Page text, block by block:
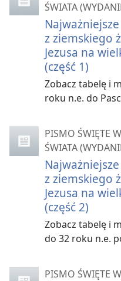
ŚWIATA
z ziemskiego
Jezusa na
(część 1)
Zobacz tabelę i
roku n.e. do
PISMO ŚWIĘTE
ŚWIATA
z ziemskiego
Jezusa na
(część 2)
Zobacz tabelę i
do 32 roku n.e.
PISMO ŚWIĘTE